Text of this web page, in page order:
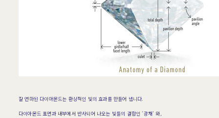
잘 연마된 다이아몬드는 환상적인 빛의 효과를 만들어 냅니다.
다이아몬드 표면과 내부에서 반사되어 나오는 빛들의 결합인 '광채' 와,